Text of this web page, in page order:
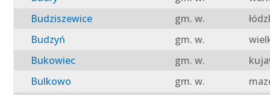
Budziszewice
gm. w.
Budzyń
gm. w.
Bukowiec
gm. w.
Bulkowo
gm. w.